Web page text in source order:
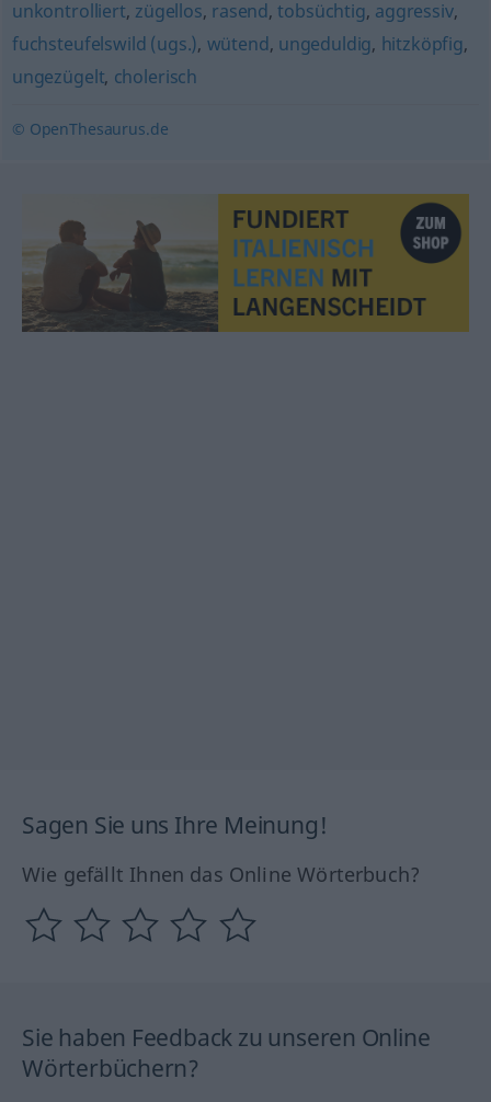
unkontrolliert, zügellos, rasend,tobsüchtig, aggressiv,
fuchsteufelswild (ugs.), wütend, ungeduldig, hitzköpfig,
ungezügelt, cholerisch
© OpenThesaurus.de
Sagen Sie uns Ihre Meinung!
Wie gefällt Ihnen das Online Wörterbuch?
Sie haben Feedback zu unseren Online
Wörterbüchern?